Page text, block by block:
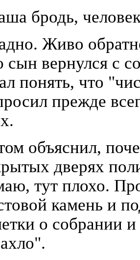
бродь,
Живо
сын вернулся с
понять, что
прежде
объяснил,
дверях
тут плохо.
камень и
о собрании